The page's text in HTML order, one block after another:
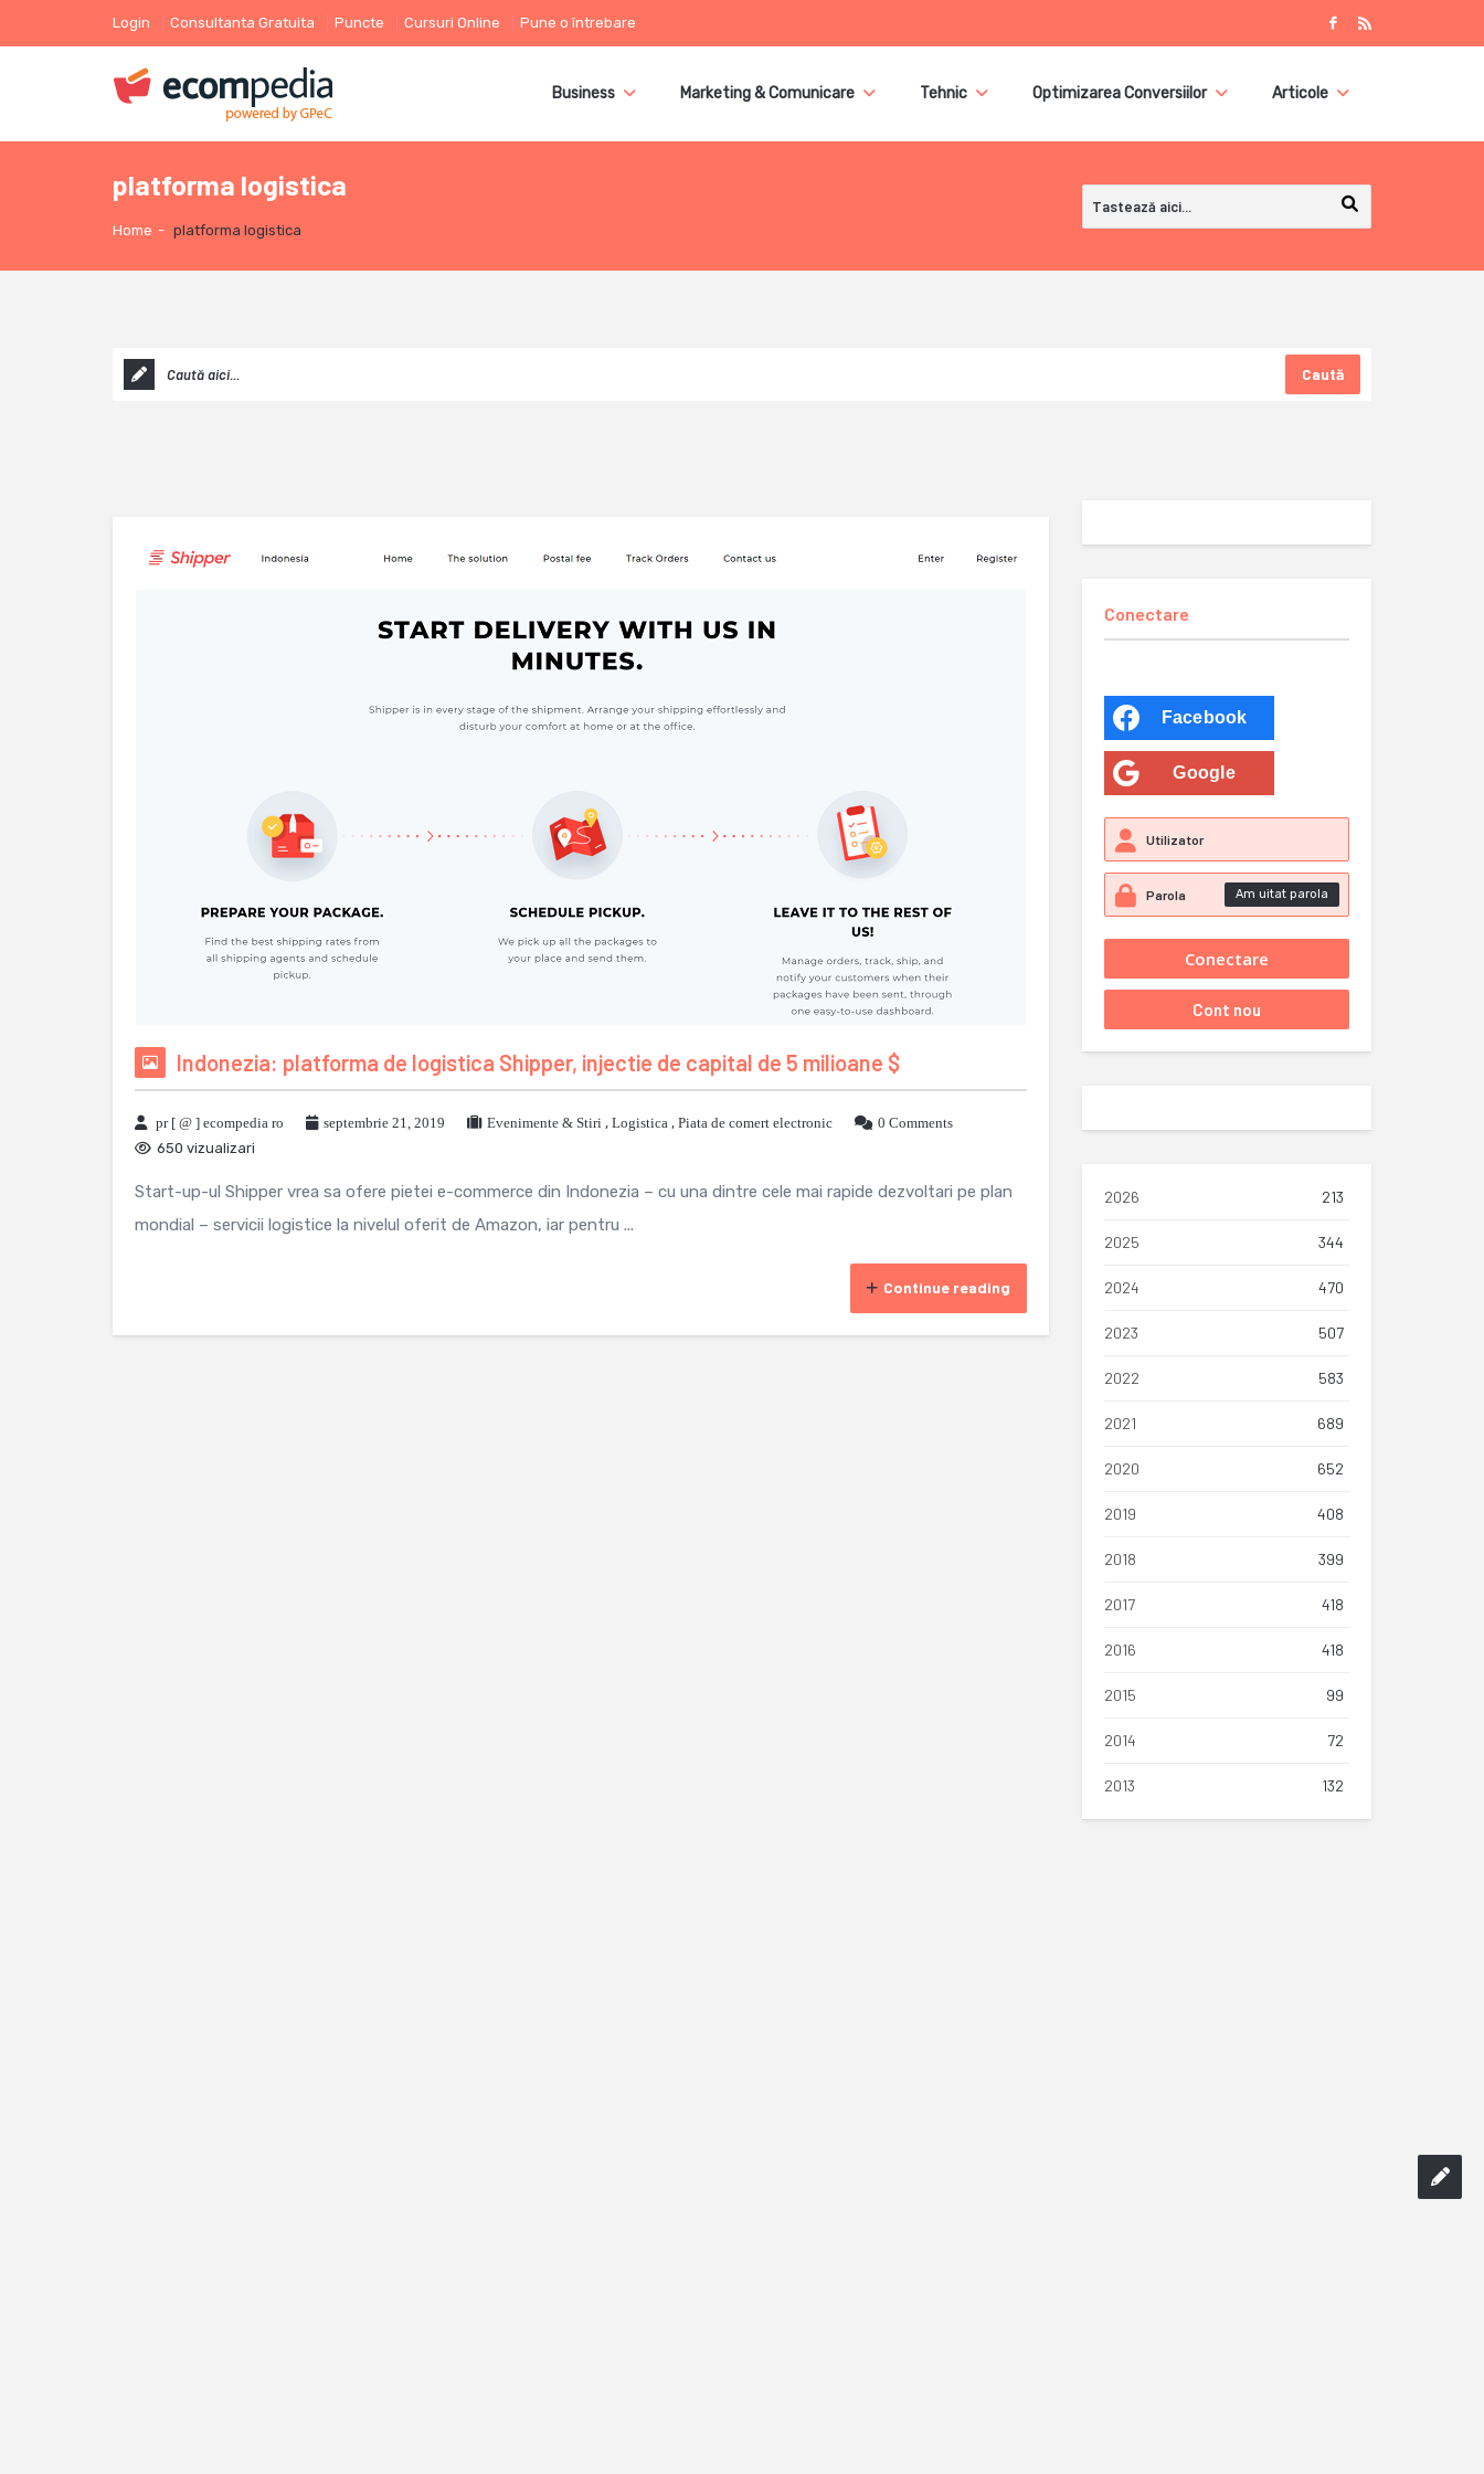
Login Consultanta Gratuita Puncte Cursuri Online Pune o întrebare
Business Marketing & Comunicare Tehnic Optimizarea Conversiilor Articole
platforma logistica
Home - platforma logistica
Caută
Indonezia: platforma de logistica Shipper, injectie de capital de 5 milioane $
pr [ @ ] ecompedia ro septembrie 21, 2019 Evenimente & Stiri , Logistica , Piata de comert electronic
0 Comments
650 vizualizari
Start-up-ul Shipper vrea sa ofere pietei e-commerce din Indonezia – cu una dintre cele mai rapide dezvoltari pe plan
mondial – servicii logistice la nivelul oferit de Amazon, iar pentru ...
Continue reading
Conectare
Facebook
Google
Am uitat parola
2026 213
2025 344
2024 470
2023 507
2022 583
2021 689
2020 652
2019 408
2018 399
2017 418
2016 418
2015 99
2014 72
2013 132